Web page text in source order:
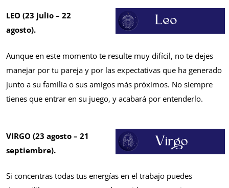
LEO (23 julio – 22
agosto).
Aunque en este momento te resulte muy difícil, no te dejes
manejar por tu pareja y por las expectativas que ha generado
junto a su familia o sus amigos más próximos. No siempre
tienes que entrar en su juego, y acabará por entenderlo.
VIRGO (23 agosto – 21
septiembre).
Si concentras todas tus energías en el trabajo puedes